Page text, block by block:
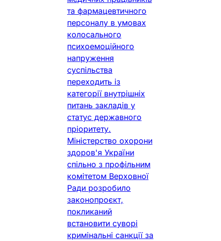
та фармацевтичного
персоналу в умовах
колосального
психоемоційного
напруження
суспільства
переходить із
категорії внутрішніх
питань закладів у
статус державного
пріоритету.
Міністерство охорони
здоров'я України
спільно з профільним
комітетом Верховної
Ради розробило
законопроєкт,
покликаний
встановити суворі
кримінальні санкції за